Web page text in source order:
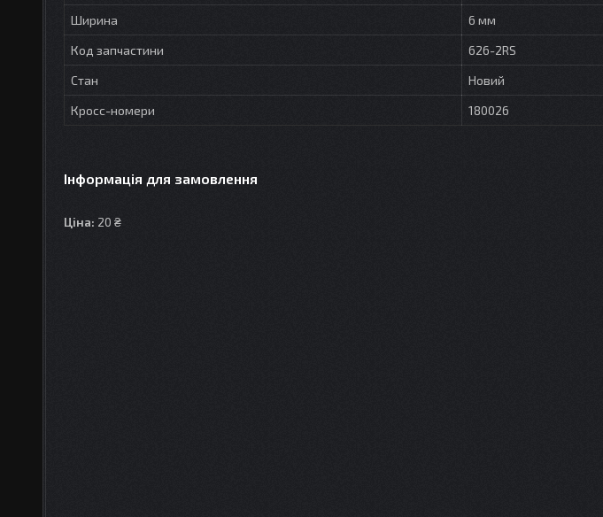
Ширина
6 мм
Код запчастини
626-2RS
Стан
Новий
Кросс-номери
180026
Інформація для замовлення
Ціна: 20 ₴